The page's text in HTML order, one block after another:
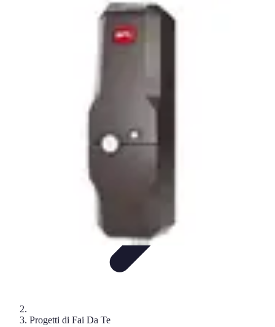
Giardino e Esterni
Giardinaggio e Spazi
Giardinaggio Fai Da TeProgetti Creativi
Progetti di Fai Da Te